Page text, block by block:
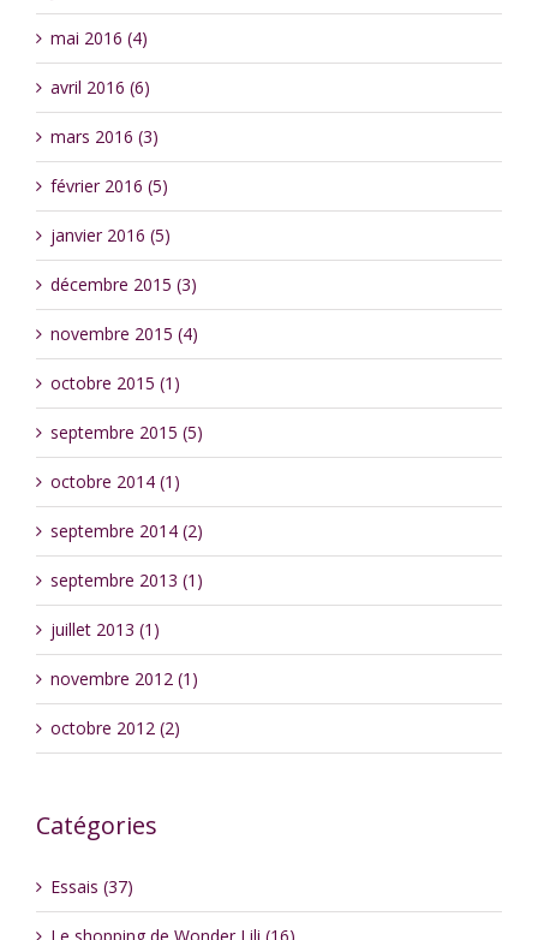
mai 2016 (4)
avril 2016 (6)
mars 2016 (3)
février 2016 (5)
janvier 2016 (5)
décembre 2015 (3)
novembre 2015 (4)
octobre 2015 (1)
septembre 2015 (5)
octobre 2014 (1)
septembre 2014 (2)
septembre 2013 (1)
juillet 2013 (1)
novembre 2012 (1)
octobre 2012 (2)
Catégories
Essais (37)